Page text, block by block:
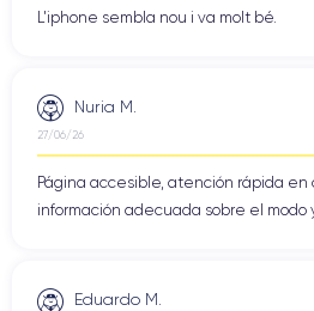
L'iphone sembla nou i va molt bé.
Nuria M.
27/06/26
Página accesible, atención rápida en
información adecuada sobre el
Eduardo M.